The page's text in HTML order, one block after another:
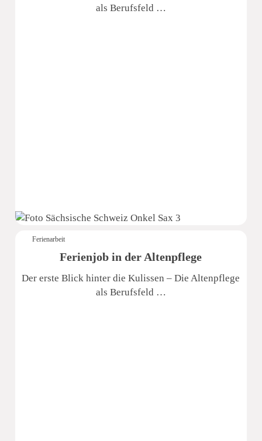
als Berufsfeld …
Ferienarbeit
Ferienjob in der Altenpflege
Der erste Blick hinter die Kulissen – Die Altenpflege
als Berufsfeld …